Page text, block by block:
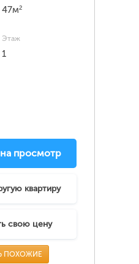
47м2
Этаж
1
просмотр
квартиру
свою цену
ПОХОЖИЕ